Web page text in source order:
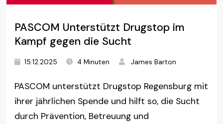
PASCOM Unterstützt Drugstop im
Kampf gegen die Sucht
15.12.2025 4 Minuten James Barton
PASCOM unterstützt Drugstop Regensburg mit
ihrer jährlichen Spende und hilft so, die Sucht
durch Prävention, Betreuung und